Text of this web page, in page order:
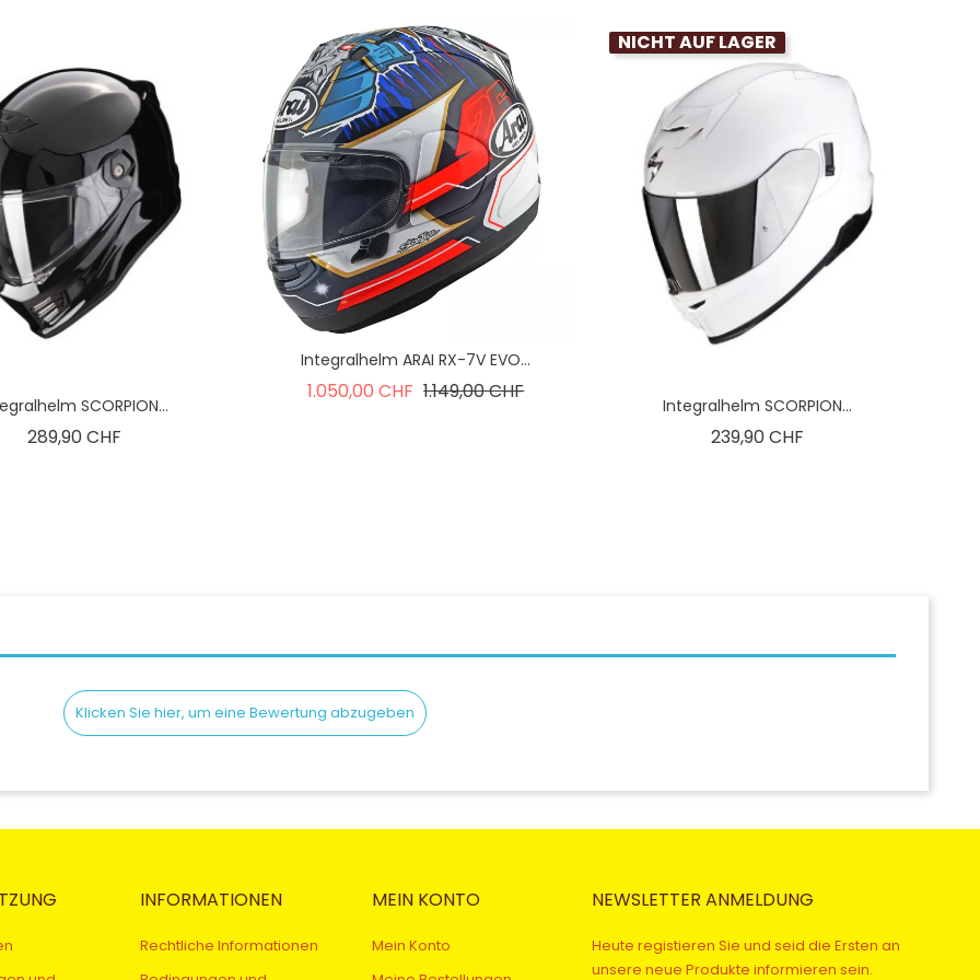
SCORPION...
289,90 CHFPreis
Integralhelm ARAI RX-7V EVO...
1.050,00 CHF Verkaufspreis
1.149,00 CHFPreis
NICHT AUF LAGER
Integralhelm SCORPION...
239,90 CHF
Klicken Sie hier, um eine Bewertung abzugeben
INFORMATIONEN
Rechtliche Informationen
MEIN KONTO
Mein Konto
NEWSLETTER ANMELDUNG
Heute registieren Sie und seid die Ersten an
unsere neue Produkte informieren sein.